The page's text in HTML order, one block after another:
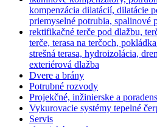
kompenzácia dilatácií, dilatácie
priemyselné potrubia, spalinové
rektifikačné terče pod dlažbu,
terče, terasa na terčoch,
strešná terasa, hydroizolácia,
exteriérová dlažba
Dvere a brány
Potrubné rozvody
Projekčné, inžinierske a
Vykurovacie systémy tepelné
Servis